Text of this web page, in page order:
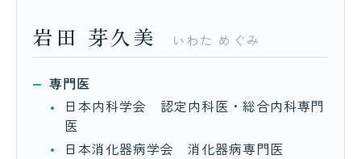
岩田 芽久美 いわた めぐみ
専門医
日本内科学会 認定内科医・総合内科専門
医
日本消化器病学会 消化器病専門医